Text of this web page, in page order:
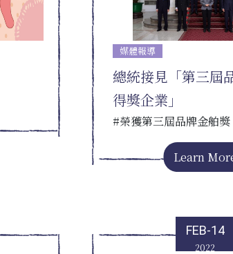
媒體報導
總統接見「第三屆
得獎企業」
#榮獲第三屆品牌金舶獎
Learn
FEB-14
2022